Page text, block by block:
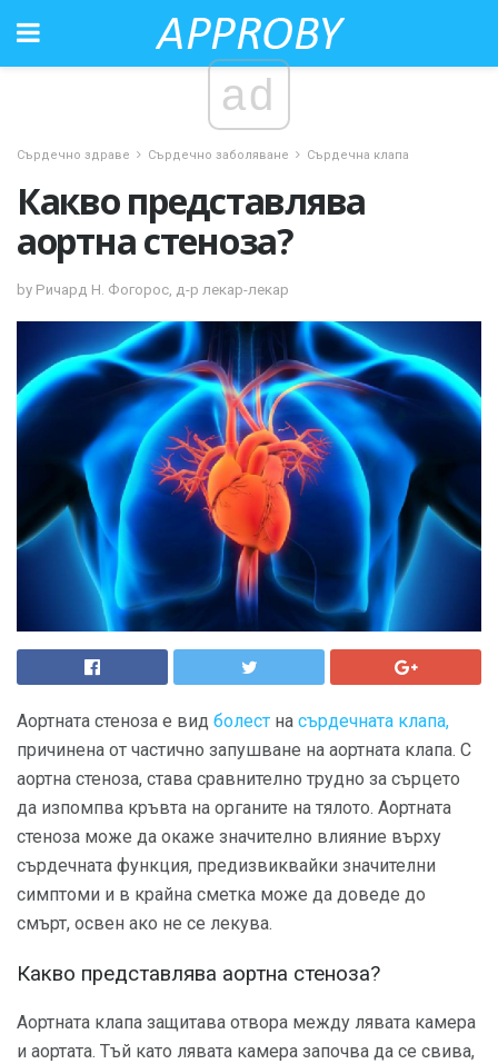
ad
Сърдечно здраве Сърдечно заболяване Сърдечна клапа
Какво представлява
аортна стеноза?
by Ричард Н. Фогорос, д-р лекар-лекар
Аортната стеноза е вид болест на сърдечната клапа,
причинена от частично запушване на аортната клапа. С
аортна стеноза, става сравнително трудно за сърцето
да изпомпва кръвта на органите на тялото. Аортната
стеноза може да окаже значително влияние върху
сърдечната функция, предизвиквайки значителни
симптоми и в крайна сметка може да доведе до
смърт, освен ако не се лекува.
Какво представлява аортна стеноза?
Аортната клапа защитава отвора между лявата камера
и аортата. Тъй като лявата камера започва да се свива,